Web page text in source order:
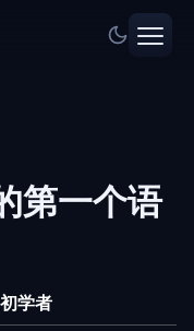
第一个语
学者